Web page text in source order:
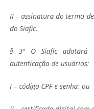
II – assinatura do termo
do Siafic.
§ 3º O Siafic adotará
autenticação de usuários:
I – código CPF e senha; ou